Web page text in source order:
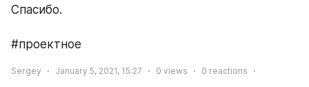
Спасибо.
#проектное
Sergey January 5, 2021, 15:27 0 views 0 reactions